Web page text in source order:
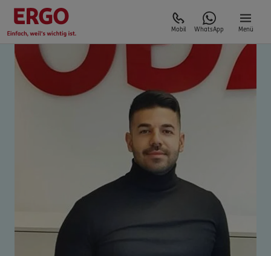
Mobil WhatsApp Menü